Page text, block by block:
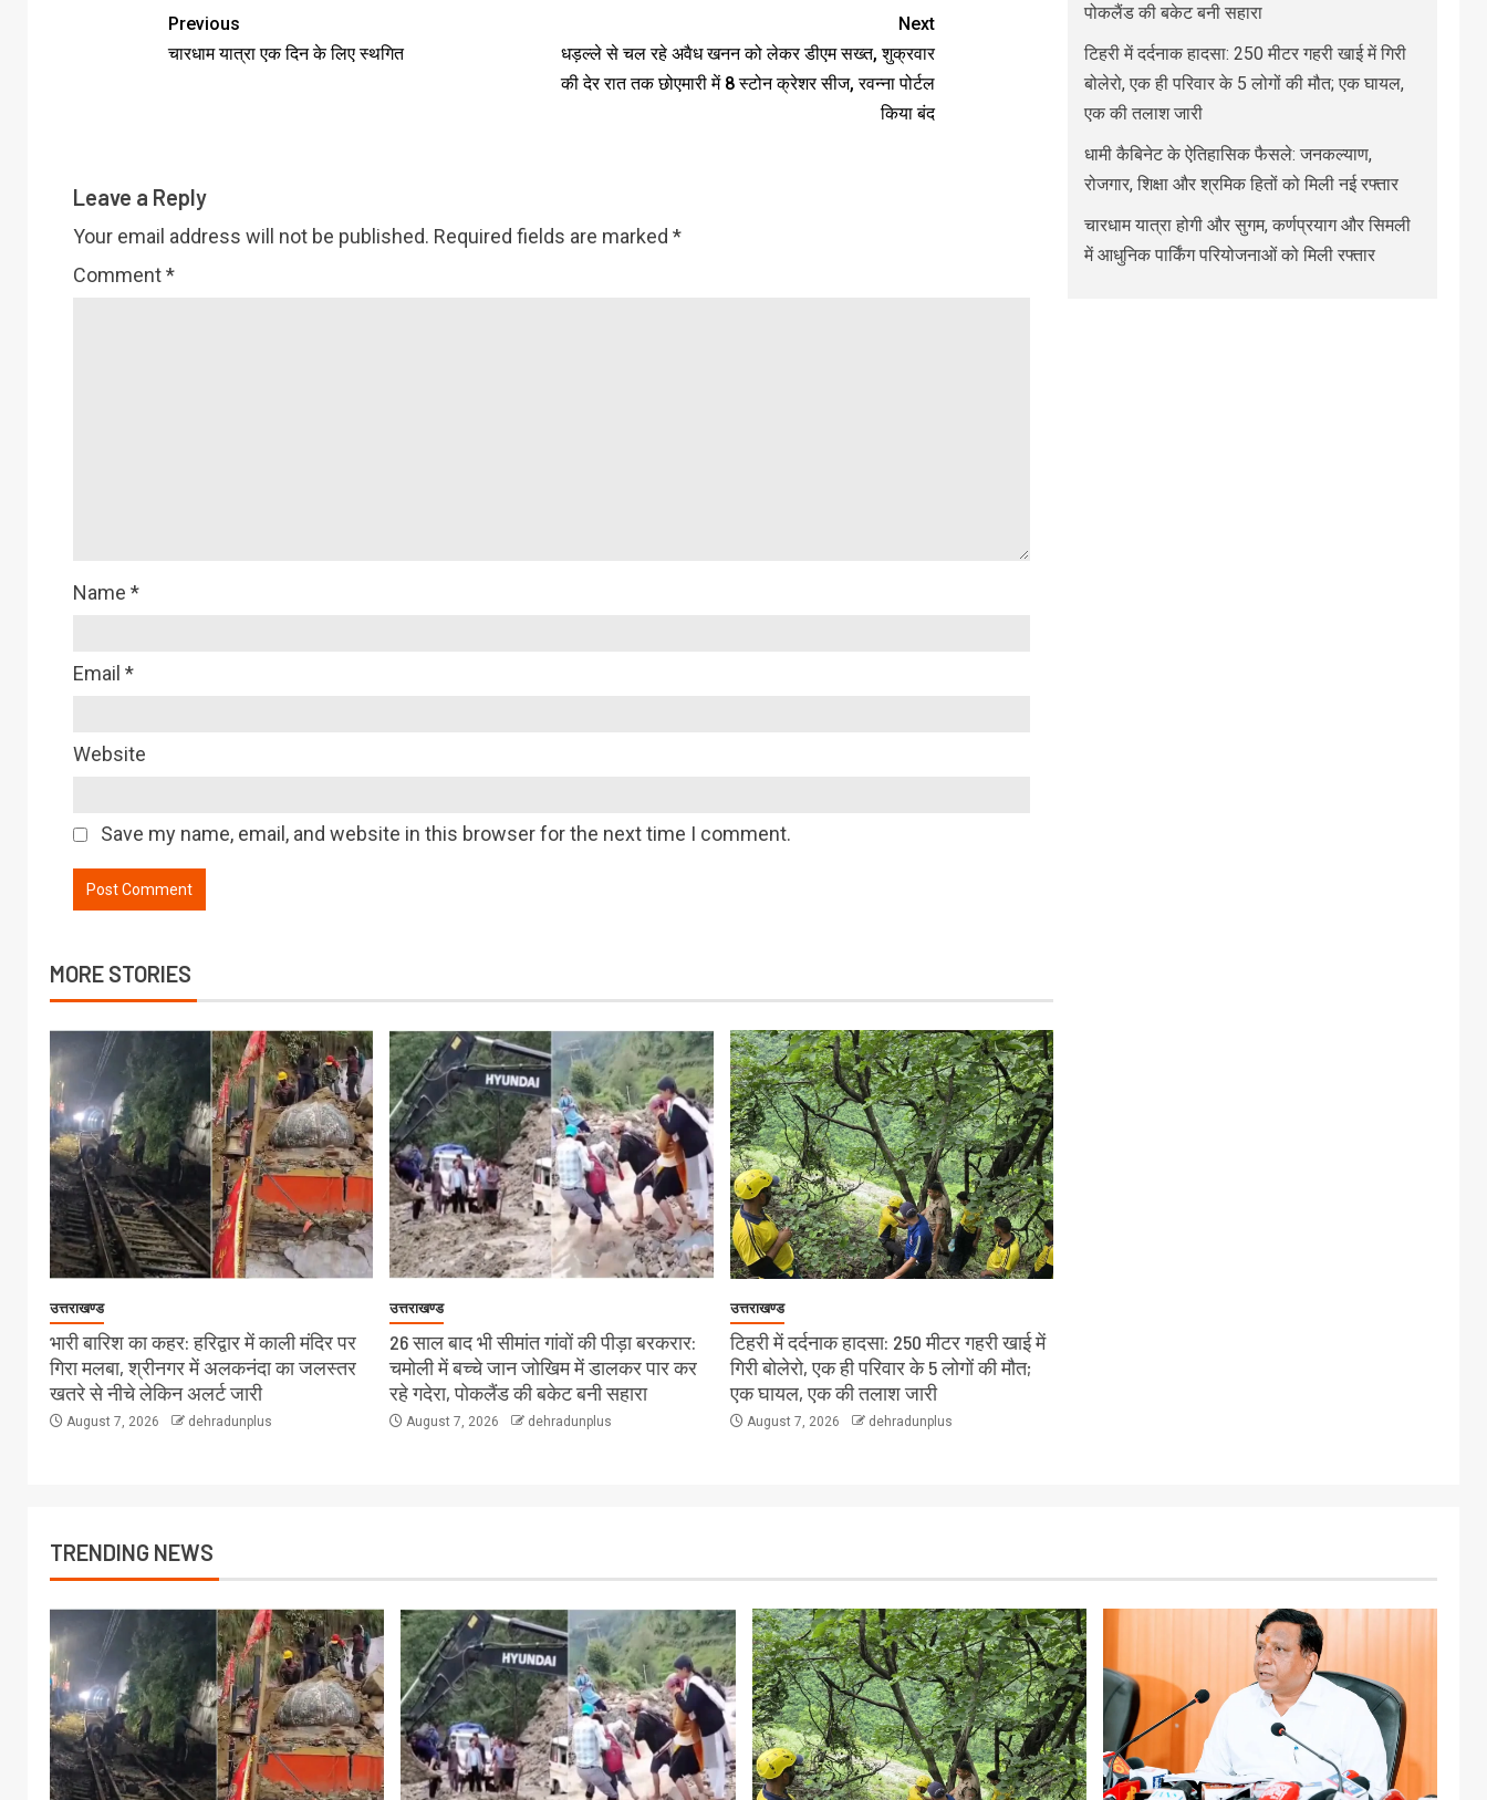
Previous
चारधाम यात्रा एक दिन के लिए स्थगित
Next
धड़ल्ले से चल रहे अवैध खनन को लेकर डीएम सख्त, शुक्रवार
की देर रात तक छोएमारी में 8 स्टोन क्रेशर सीज, रवन्ना पोर्टल
किया बंद
Leave a Reply
Your email address will not be published. Required fields are marked *
Comment*
Name *
Email *
Website
Save my name, email, and website in this browser for the next time I comment.
MORE STORIES
उत्तराखण्ड
भारी बारिश का कहर: हरिद्वार में काली मंदिर पर
गिरा मलबा, श्रीनगर में अलकनंदा का जलस्तर
खतरे से नीचे लेकिन अलर्ट जारी
August 7, 2026 dehradunplus
उत्तराखण्ड
26 साल बाद भी सीमांत गांवों की पीड़ा बरकरार:
चमोली में बच्चे जान जोखिम में डालकर पार कर
रहे गदेरा, पोकलैंड की बकेट बनी सहारा
August 7, 2026 dehradunplus
उत्तराखण्ड
टिहरी में दर्दनाक हादसा: 250 मीटर गहरी खाई में
गिरी बोलेरो, एक ही परिवार के 5 लोगों की मौत;
एक घायल, एक की तलाश जारी
August 7, 2026 dehradunplus
पोकलैंड की बकेट बनी सहारा
टिहरी में दर्दनाक हादसा: 250 मीटर गहरी खाई में गिरी
बोलेरो, एक ही परिवार के 5 लोगों की मौत; एक घायल,
एक की तलाश जारी
धामी कैबिनेट के ऐतिहासिक फैसले: जनकल्याण,
रोजगार, शिक्षा और श्रमिक हितों को मिली नई रफ्तार
चारधाम यात्रा होगी और सुगम, कर्णप्रयाग और सिमली
में आधुनिक पार्किंग परियोजनाओं को मिली रफ्तार
TRENDING NEWS